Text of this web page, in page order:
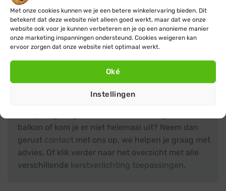
Met onze cookies kunnen we je een betere winkelervaring bieden. Dit
betekent dat deze website niet alleen goed werkt, maar dat we onze
website ook voor je kunnen verbeteren en je op een anonieme manier
onze marketing inspanningen ondersteund. Cookies weigeren kan
ervoor zorgen dat onze website niet optimaal werkt.
Oké
Instellingen
Twinkly
Twinkly lichtgordijn ·
RGBW · 210 lampjes · Wifi /
Bluetooth · Generatie 2
€131,99 Oorspronkelijke
prijs
€119,99Huidige
prijs
Twinkly lichtgordijn ·
RGBW · 400 lampjes · Wifi
/ Bluetooth · Generatie 2
€219,99 Oorspronkelijke
prijs
€
balkon of kom je er niet helemaal uit? Neem dan
gerust contact met ons op, we helpen je graag met
advies. Of klik verder naar het overzicht met alle
verschillende kerstverlichting toepassingen.